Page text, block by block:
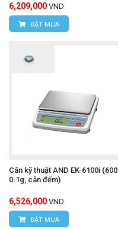
6,209,000 VND
ĐẶT MUA
Cân kỹ thuật AND EK-6100i
0.1g, cân đếm)
6,526,000 VND
ĐẶT MUA